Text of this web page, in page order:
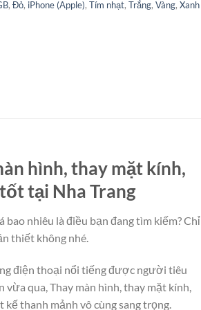
, Đỏ, iPhone (Apple), Tím nhạt, Trắng, Vàng, Xanh
hình, thay mặt kính,
tại Nha Trang
nhiêu là điều bạn đang tìm kiếm? Chỉ
thiết không nhé.
điện thoại nổi tiếng được người tiêu
qua, Thay màn hình, thay mặt kính,
thanh mảnh vô cùng sang trọng.